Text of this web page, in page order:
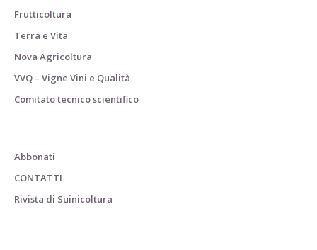
Frutticoltura
Terra e Vita
Nova Agricoltura
VVQ – Vigne Vini e Qualità
Comitato tecnico scientifico
Abbonati
CONTATTI
Rivista di Suinicoltura